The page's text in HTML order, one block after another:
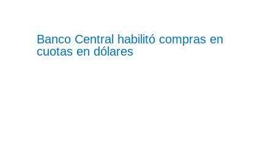
Banco Central habilitó compras en
cuotas en dólares